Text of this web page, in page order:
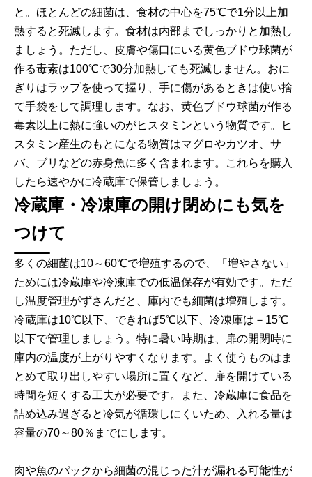
と。ほとんどの細菌は、食材の中心を75℃で1分以上加
熱すると死滅します。食材は内部までしっかりと加熱し
ましょう。ただし、皮膚や傷口にいる黄色ブドウ球菌が
作る毒素は100℃で30分加熱しても死滅しません。おに
ぎりはラップを使って握り、手に傷があるときは使い捨
て手袋をして調理します。なお、黄色ブドウ球菌が作る
毒素以上に熱に強いのがヒスタミンという物質です。ヒ
スタミン産生のもとになる物質はマグロやカツオ、サ
バ、ブリなどの赤身魚に多く含まれます。これらを購入
したら速やかに冷蔵庫で保管しましょう。
冷蔵庫・冷凍庫の開け閉めにも気を
つけて
多くの細菌は10～60℃で増殖するので、「増やさない」
ためには冷蔵庫や冷凍庫での低温保存が有効です。ただ
し温度管理がずさんだと、庫内でも細菌は増殖します。
冷蔵庫は10℃以下、できれば5℃以下、冷凍庫は－15℃
以下で管理しましょう。特に暑い時期は、扉の開閉時に
庫内の温度が上がりやすくなります。よく使うものはま
とめて取り出しやすい場所に置くなど、扉を開けている
時間を短くする工夫が必要です。また、冷蔵庫に食品を
詰め込み過ぎると冷気が循環しにくいため、入れる量は
容量の70～80％までにします。
肉や魚のパックから細菌の混じった汁が漏れる可能性が